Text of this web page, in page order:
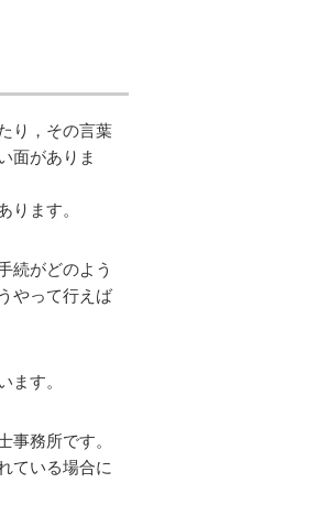
り，その言葉
面がありま
ります。
続がどのよう
やって行えば
ます。
事務所です。
ている場合に